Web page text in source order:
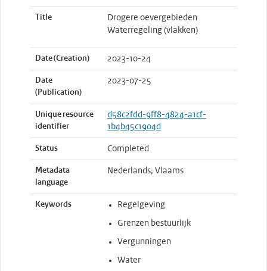
Title
Drogere oevergebieden
Waterregeling (vlakken)
Date (Creation) 2023-10-24
Date
(Publication)
2023-07-25
Unique resource
identifier
d58c2fdd-9ff8-4824-a1cf-
1b4b45c1904d
Status Completed
Metadata
language
Nederlands; Vlaams
Keywords Regelgeving
Grenzen bestuurlijk
Vergunningen
Water